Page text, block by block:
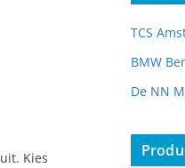
Kies
TCS
BMW
De NN